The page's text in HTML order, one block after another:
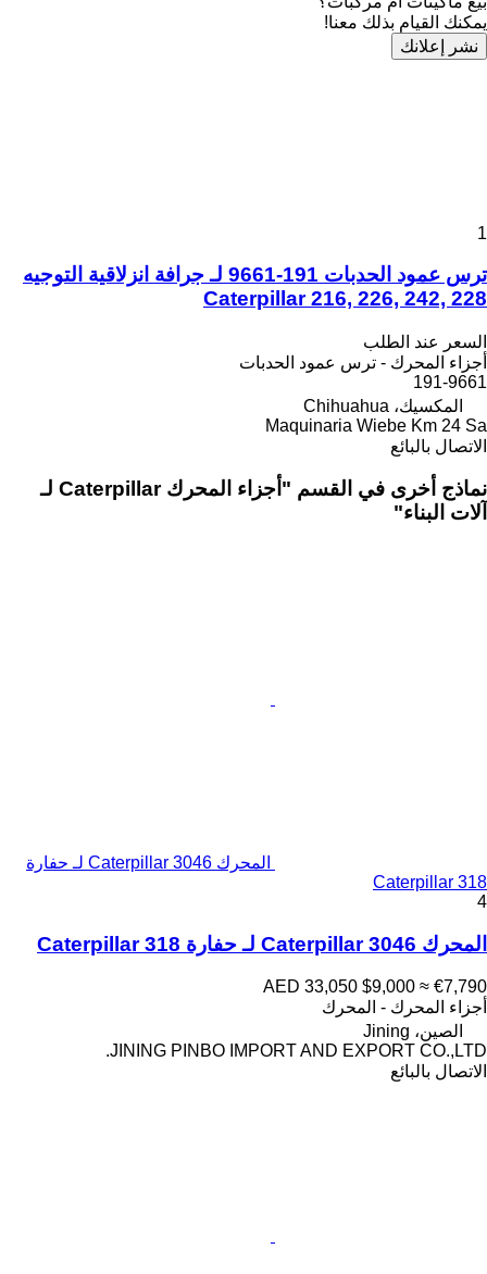
يمكنك القيام بذلك معنا!
نشر إعلانك
1
ترس عمود الحدبات 191-9661 لـ جرافة انزلاقية التوجيه
Caterpillar 216, 226, 242, 228
السعر عند الطلب
أجزاء المحرك - ترس عمود الحدبات
191-9661
المكسيك، Chihuahua
Maquinaria Wiebe Km 24 Sa
الاتصال بالبائع
نماذج أخرى في القسم "أجزاء المحرك Caterpillar لـ
آلات البناء"
المحرك Caterpillar 3046 لـ حفارة
Caterpillar 318
4
المحرك Caterpillar 3046 لـ حفارة Caterpillar 318
AED 33,050 $9,000 ≈ €7,790
أجزاء المحرك - المحرك
الصين، Jining
JINING PINBO IMPORT AND EXPORT CO.,LTD.
الاتصال بالبائع